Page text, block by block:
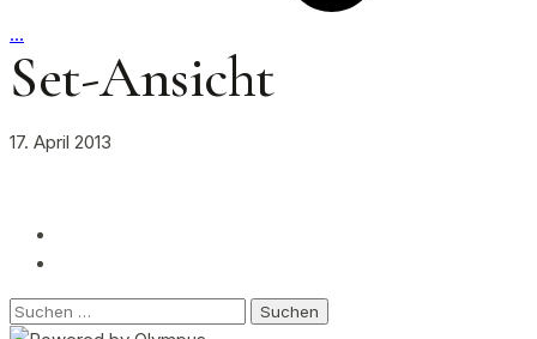
…
Set-Ansicht
17. April 2013
Suchen